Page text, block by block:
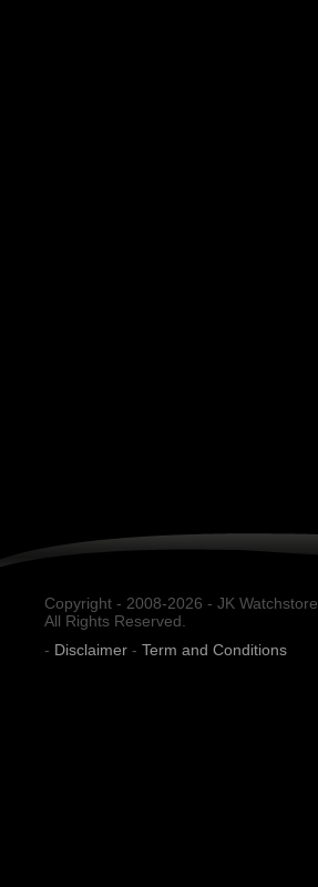
Copyright - 2008-2026 - JK Watchstore.
All Rights Reserved.
- Disclaimer - Term and Conditions